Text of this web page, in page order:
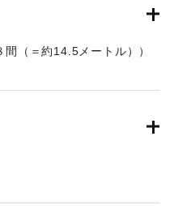
（＝約14.5メートル））